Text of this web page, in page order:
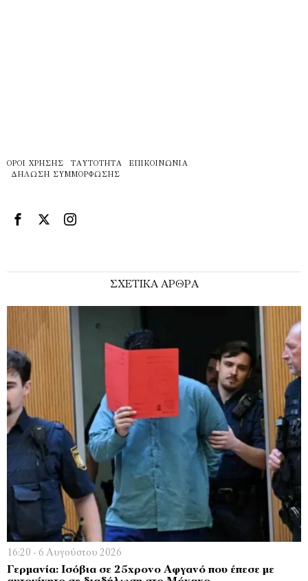
ΌΡΟΙ ΧΡΉΣΗΣ ΤΑΥΤΌΤΗΤΑ
ΕΠΙΚΟΙΝΩΝΊΑ
ΔΉΛΩΣΗ ΣΥΜΜΌΡΦΩΣΗΣ
ΣΧΕΤΙΚΑ ΑΡΘΡΑ
16:20 - 6 Αυγούστου 2026
Γερμανία: Ισόβια σε 25χρονο Αφγανό που έπεσε με